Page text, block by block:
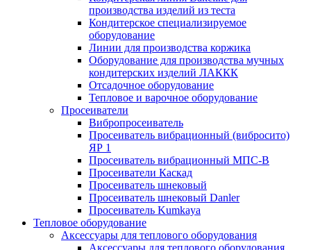
производства изделий из теста
Кондитерское специализируемое
оборудование
Линии для производства коржика
Оборудование для производства мучных
кондитерских изделий ЛАККК
Отсадочное оборудование
Тепловое и варочное оборудование
Просеиватели
Вибропросеиватель
Просеиватель вибрационный (вибросито)
ЯР 1
Просеиватель вибрационный МПС-В
Просеиватели Каскад
Просеиватель шнековый
Просеиватель шнековый Danler
Просеиватель Kumkaya
Тепловое оборудование
Аксессуары для теплового оборудования
Аксессуары для теплового оборудования